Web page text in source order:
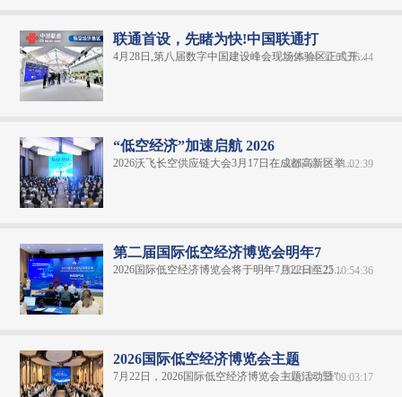
联通首设，先睹为快!中国联通打
4月28日,第八届数字中国建设峰会现场体验区正式开...
2025-04-30 09:56:44
“低空经济”加速启航 2026
2026沃飞长空供应链大会3月17日在成都高新区举...
2026-03-18 11:02:39
第二届国际低空经济博览会明年7
2026国际低空经济博览会将于明年7月22日至25...
2025-09-22 10:54:36
2026国际低空经济博览会主题
7月22日，2026国际低空经济博览会主题活动暨“...
2026-07-23 09:03:17